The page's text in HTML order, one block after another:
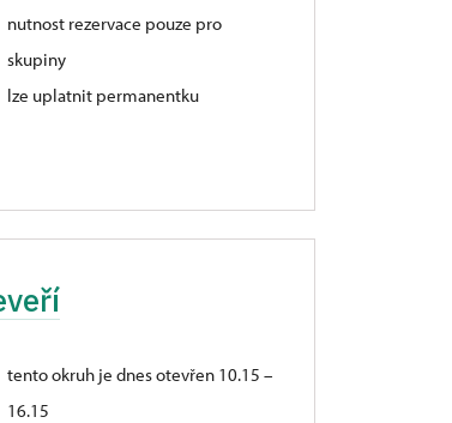
nutnost rezervace pouze pro
skupiny
lze uplatnit permanentku
tento okruh je dnes otevřen 10.15 –
16.15